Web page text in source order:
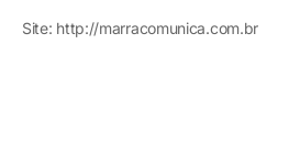
Site: http://marracomunica.com.br